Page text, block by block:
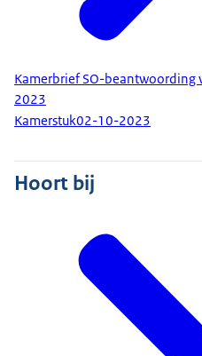
Kamerbrief SO-beantwoording
2023
Kamerstuk02-10-2023
Hoort bij